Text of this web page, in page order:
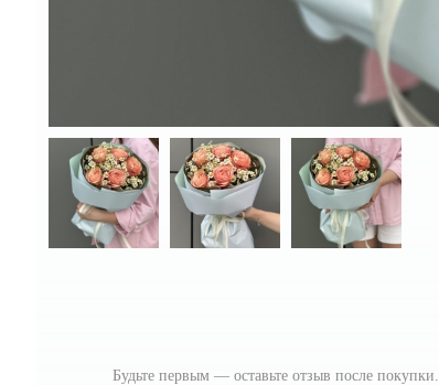
Будьте первым — оставьте отзыв после покупки.